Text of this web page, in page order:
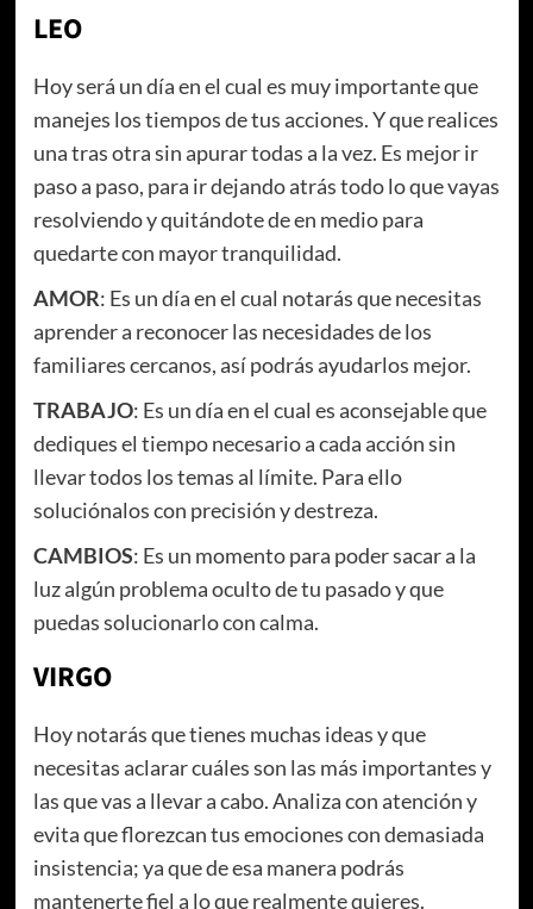
LEO
Hoy será un día en el cual es muy importante que
manejes los tiempos de tus acciones. Y que realices
una tras otra sin apurar todas a la vez. Es mejor ir
paso a paso, para ir dejando atrás todo lo que vayas
resolviendo y quitándote de en medio para
quedarte con mayor tranquilidad.
AMOR: Es un día en el cual notarás que necesitas
aprender a reconocer las necesidades de los
familiares cercanos, así podrás ayudarlos mejor.
TRABAJO: Es un día en el cual es aconsejable que
dediques el tiempo necesario a cada acción sin
llevar todos los temas al límite. Para ello
soluciónalos con precisión y destreza.
CAMBIOS: Es un momento para poder sacar a la
luz algún problema oculto de tu pasado y que
puedas solucionarlo con calma.
VIRGO
Hoy notarás que tienes muchas ideas y que
necesitas aclarar cuáles son las más importantes y
las que vas a llevar a cabo. Analiza con atención y
evita que florezcan tus emociones con demasiada
insistencia; ya que de esa manera podrás
mantenerte fiel a lo que realmente quieres.